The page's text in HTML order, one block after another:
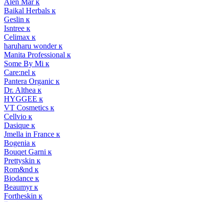
Alen Mar к
Baikal Herbals к
Geslin к
Isntree к
Celimax к
haruharu wonder к
Manita Professional к
Some By Mi к
Care:nel к
Pantera Organic к
Dr. Althea к
HYGGEE к
VT Cosmetics к
Cellvio к
Dasique к
Jmella in France к
Bogenia к
Bouqet Garni к
Prettyskin к
Rom&nd к
Biodance к
Beaumyr к
Fortheskin к